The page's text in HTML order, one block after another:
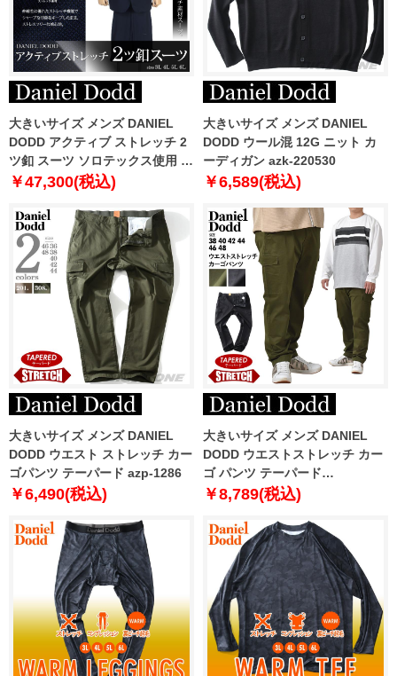
大きいサイズ メンズ DANIEL
DODD アクティブ ストレッチ 2
ツ釦 スーツ ソロテックス使用 ビ
ジネススーツ リクルートスーツ
￥47,300(税込)
大きいサイズ メンズ DANIEL
DODD ウール混 12G ニット カ
ーディガン azk-220530
￥6,589(税込)
大きいサイズ メンズ DANIEL
DODD ウエスト ストレッチ カー
ゴパンツ テーパード azp-1286
￥6,490(税込)
大きいサイズ メンズ DANIEL
DODD ウエストストレッチ カー
ゴ パンツ テーパード
azp230103201t
￥8,789(税込)